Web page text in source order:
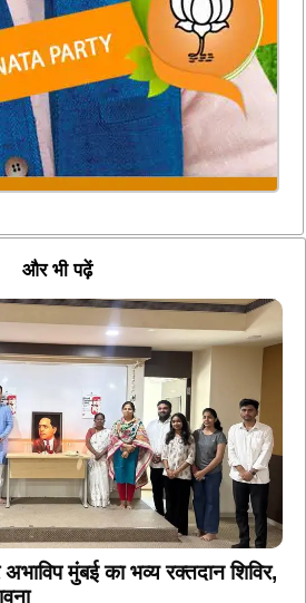
और भी पढ़ें
मुंबई का भव्य रक्तदान शिविर,